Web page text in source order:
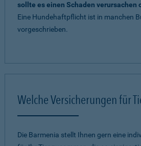
sollte es einen Schaden verursachen
Eine Hundehaftpflicht ist in manchen
vorgeschrieben.
Welche Versicherungen für
Die Barmenia stellt Ihnen gern eine